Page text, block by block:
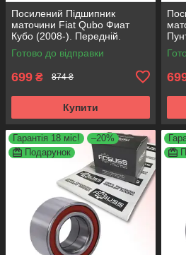
Посилений Підшипник
маточини Fiat Qubo Фиат
Кубо (2008-). Передній.
АКСУСС Корея! VKBA3538 ,
R158.44 , 713690750
Готово до відправки
699 ₴ 874 ₴
Купити
Гарантія 18 міс!
–20%
Подарунок